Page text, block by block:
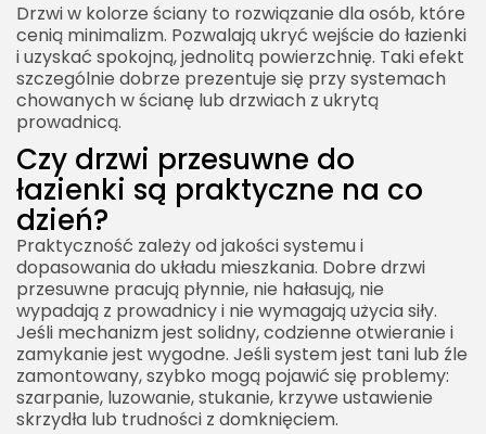
Drzwi w kolorze ściany to rozwiązanie dla osób, które
cenią minimalizm. Pozwalają ukryć wejście do łazienki
i uzyskać spokojną, jednolitą powierzchnię. Taki efekt
szczególnie dobrze prezentuje się przy systemach
chowanych w ścianę lub drzwiach z ukrytą
prowadnicą.
Czy drzwi przesuwne do
łazienki są praktyczne na co
dzień?
Praktyczność zależy od jakości systemu i
dopasowania do układu mieszkania. Dobre drzwi
przesuwne pracują płynnie, nie hałasują, nie
wypadają z prowadnicy i nie wymagają użycia siły.
Jeśli mechanizm jest solidny, codzienne otwieranie i
zamykanie jest wygodne. Jeśli system jest tani lub źle
zamontowany, szybko mogą pojawić się problemy:
szarpanie, luzowanie, stukanie, krzywe ustawienie
skrzydła lub trudności z domknięciem.